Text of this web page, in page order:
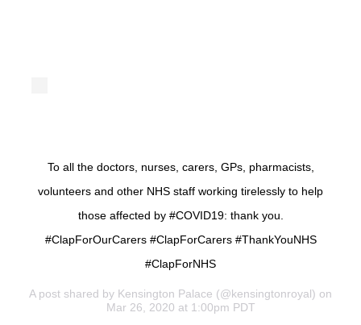
To all the doctors, nurses, carers, GPs, pharmacists,
volunteers and other NHS staff working tirelessly to help
those affected by #COVID19: thank you.
#ClapForOurCarers #ClapForCarers #ThankYouNHS
#ClapForNHS
A post shared by Kensington Palace (@kensingtonroyal) on
Mar 26, 2020 at 1:00pm PDT